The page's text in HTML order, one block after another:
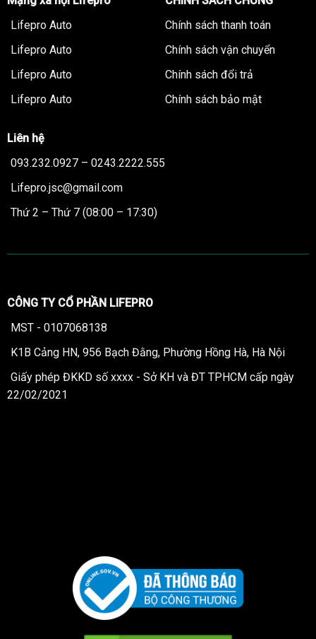
Lifepro Auto
Lifepro Auto
Lifepro Auto
Lifepro Auto
Chính sách thanh toán
Chính sách vận chuyển
Chính sách đổi trả
Chính sách bảo mật
Liên hệ
093.232.0927 – 0243.2222.555
Lifepro.jsc@gmail.com
Thứ 2 – Thứ 7 (08:00 – 17:30)
CÔNG TY CỔ PHẦN LIFEPRO
MST - 0107068138
K1B Cảng HN, 956 Bạch Đằng, Phường Hồng Hà, Hà Nội
Giấy phép ĐKKD số xxxx - Sở KH và ĐT TPHCM cấp ngày
22/02/2021